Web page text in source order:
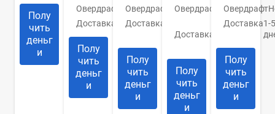
Полу
чить
деньг
и
Овердрафт
Нет
Доставка
Курьером
Полу
чить
деньг
и
Овердрафт
Нет
Доставка
отделение
Полу
чить
деньг
и
Овердрафт
0
руб.
Доставка
Полу
чить
деньг
и
Овердрафт
Доставка1-5
Полу
чить
деньг
и